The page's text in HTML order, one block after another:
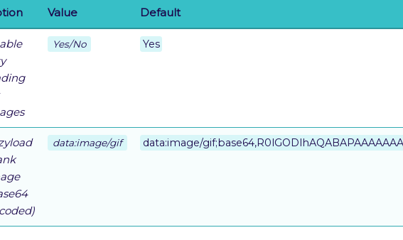
Value Default
Yes/No Yes
data:image/gif data:image/